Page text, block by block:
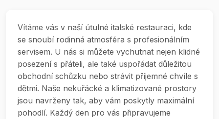
Vítáme vás v naší útulné italské restauraci, kde
se snoubí rodinná atmosféra s profesionálním
servisem. U nás si můžete vychutnat nejen klidné
posezení s přáteli, ale také uspořádat důležitou
obchodní schůzku nebo strávit příjemné chvíle s
dětmi. Naše nekuřácké a klimatizované prostory
jsou navrženy tak, aby vám poskytly maximální
pohodlí. Každý den pro vás připravujeme